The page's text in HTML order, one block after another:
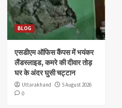
BLOG
एसडीएम ऑफिस कैंपस में भयंकर
लैंडस्लाइड, कमरे की दीवार तोड़
घर के अंदर घुसी चट्टान
Uttarakhand
5 August 2026
0